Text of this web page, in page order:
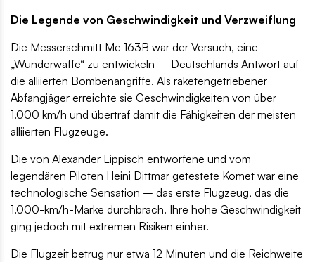
Die Legende von Geschwindigkeit und Verzweiflung
Die Messerschmitt Me 163B war der Versuch, eine
„Wunderwaffe“ zu entwickeln – Deutschlands Antwort auf
die alliierten Bombenangriffe. Als raketengetriebener
Abfangjäger erreichte sie Geschwindigkeiten von über
1.000 km/h und übertraf damit die Fähigkeiten der meisten
alliierten Flugzeuge.
Die von Alexander Lippisch entworfene und vom
legendären Piloten Heini Dittmar getestete Komet war eine
technologische Sensation – das erste Flugzeug, das die
1.000-km/h-Marke durchbrach. Ihre hohe Geschwindigkeit
ging jedoch mit extremen Risiken einher.
Die Flugzeit betrug nur etwa 12 Minuten und die Reichweite